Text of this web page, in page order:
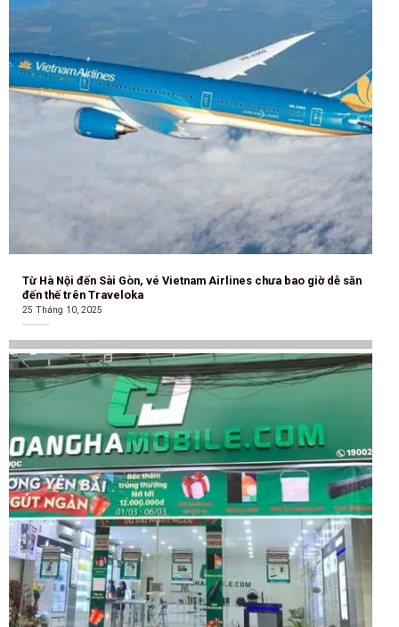
Từ Hà Nội đến Sài Gòn, vé Vietnam Airlines chưa bao giờ dễ săn
đến thế trên Traveloka
25 Tháng 10, 2025